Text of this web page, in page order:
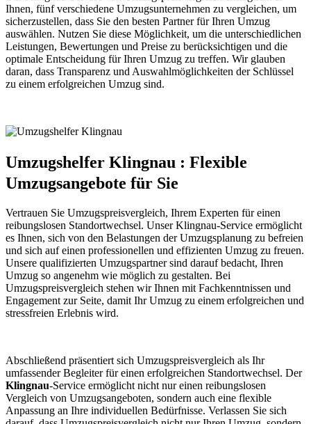
Ihnen, fünf verschiedene Umzugsunternehmen zu vergleichen, um
sicherzustellen, dass Sie den besten Partner für Ihren Umzug
auswählen. Nutzen Sie diese Möglichkeit, um die unterschiedlichen
Leistungen, Bewertungen und Preise zu berücksichtigen und die
optimale Entscheidung für Ihren Umzug zu treffen. Wir glauben
daran, dass Transparenz und Auswahlmöglichkeiten der Schlüssel
zu einem erfolgreichen Umzug sind.
Umzugshelfer Klingnau : Flexible
Umzugsangebote für Sie
Vertrauen Sie Umzugspreisvergleich, Ihrem Experten für einen
reibungslosen Standortwechsel. Unser Klingnau-Service ermöglicht
es Ihnen, sich von den Belastungen der Umzugsplanung zu befreien
und sich auf einen professionellen und effizienten Umzug zu freuen.
Unsere qualifizierten Umzugspartner sind darauf bedacht, Ihren
Umzug so angenehm wie möglich zu gestalten. Bei
Umzugspreisvergleich stehen wir Ihnen mit Fachkenntnissen und
Engagement zur Seite, damit Ihr Umzug zu einem erfolgreichen und
stressfreien Erlebnis wird.
Abschließend präsentiert sich Umzugspreisvergleich als Ihr
umfassender Begleiter für einen erfolgreichen Standortwechsel. Der
Klingnau-Service ermöglicht nicht nur einen reibungslosen
Vergleich von Umzugsangeboten, sondern auch eine flexible
Anpassung an Ihre individuellen Bedürfnisse. Verlassen Sie sich